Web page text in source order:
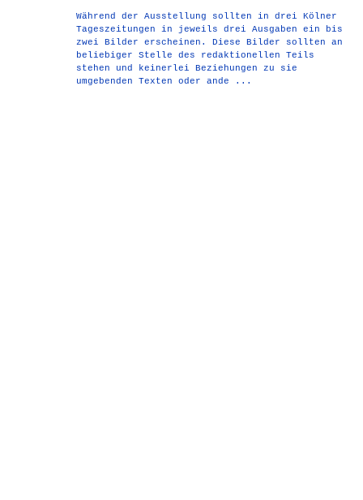
Während der Ausstellung sollten in drei Kölner
Tageszeitungen in jeweils drei Ausgaben ein bis
zwei Bilder erscheinen. Diese Bilder sollten an
beliebiger Stelle des redaktionellen Teils
stehen und keinerlei Beziehungen zu sie
umgebenden Texten oder ande ...